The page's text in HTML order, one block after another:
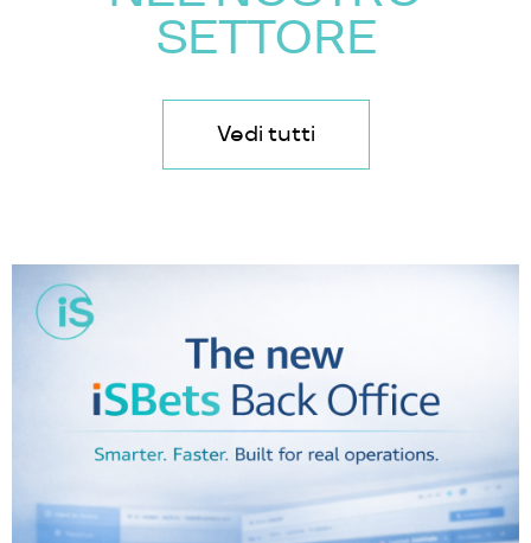
SETTORE
Vedi tutti